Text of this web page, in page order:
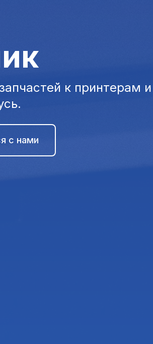
к принтерам и
с нами